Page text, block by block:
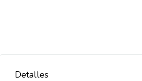
Detalles